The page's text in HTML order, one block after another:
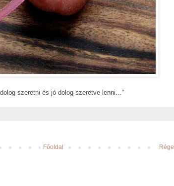
dolog szeretni és jó dolog szeretve lenni…”
Főoldal